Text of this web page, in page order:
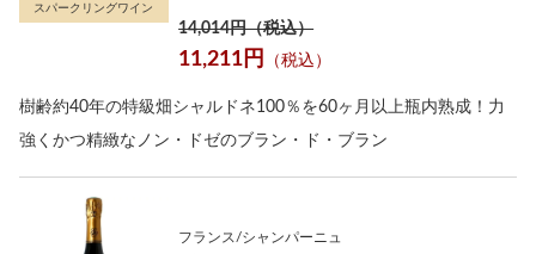
スパークリングワイン
14,014円（税込）
11,211円 （税込）
樹齢約40年の特級畑シャルドネ100％を60ヶ月以上瓶内熟成！力
強くかつ精緻なノン・ドゼのブラン・ド・ブラン
フランス/シャンパーニュ